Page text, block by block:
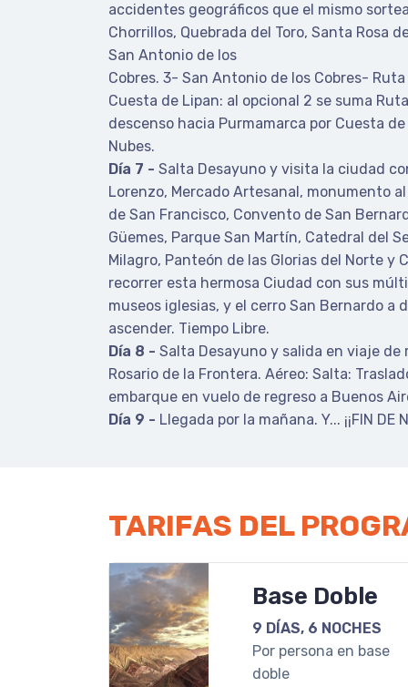
accidentes geográficos que el mismo
Chorrillos, Quebrada del Toro, Santa Rosa
San Antonio de los
Cobres. 3- San Antonio de los Cobres-
Cuesta de Lipan: al opcional 2 se suma
descenso hacia Purmamarca por Cuesta
Nubes.
Día 7 - Salta Desayuno y visita la ciudad
Lorenzo, Mercado Artesanal, monumento
de San Francisco, Convento de San
Güemes, Parque San Martín, Catedral del
Milagro, Panteón de las Glorias del Norte y
recorrer esta hermosa Ciudad con sus
museos iglesias, y el cerro San Bernardo a
ascender. Tiempo Libre.
Día 8 - Salta Desayuno y salida en viaje de
Rosario de la Frontera. Aéreo: Salta:
embarque en vuelo de regreso a Buenos
Día 9 - Llegada por la mañana. Y... ¡¡FIN DE
TARIFAS DEL
Base Doble
9 DÍAS, 6 NOCHES
Por persona en base
doble